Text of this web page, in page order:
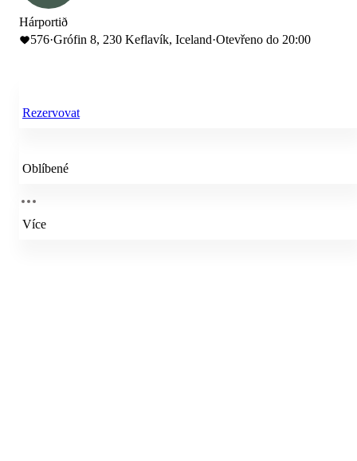
Hárportið
576·Grófin 8, 230 Keflavík, Iceland·Otevřeno do 20:00
Rezervovat
Oblíbené
Více